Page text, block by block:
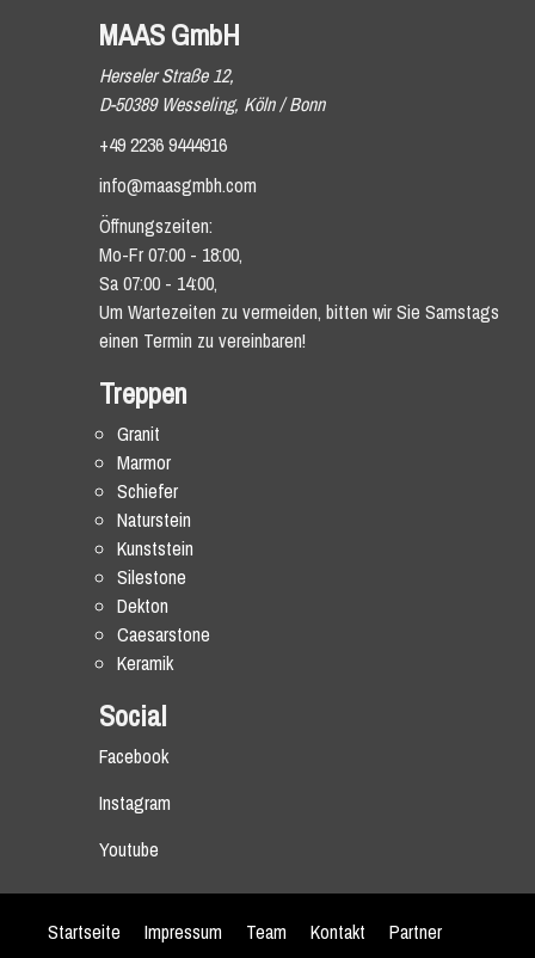
MAAS GmbH
Herseler Straße 12,
D-50389 Wesseling, Köln / Bonn
+49 2236 9444916
info@maasgmbh.com
Öffnungszeiten:
Mo-Fr 07:00 - 18:00,
Sa 07:00 - 14:00,
Um Wartezeiten zu vermeiden, bitten wir Sie Samstags
einen Termin zu vereinbaren!
Treppen
Granit
Marmor
Schiefer
Naturstein
Kunststein
Silestone
Dekton
Caesarstone
Keramik
Social
Facebook
Instagram
Youtube
Startseite Impressum Team Kontakt Partner